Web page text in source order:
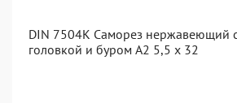
DIN 7504K Саморез нержавеющий
головкой и буром A2 5,5 x 32